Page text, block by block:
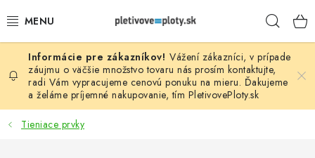
na
PLOTOVÉ PANELY
PLETIVO
STĹPIKY
Vážení zákazníci, v prípade
záujmu o väčšie množstvo tovaru nás prosím kontaktujte,
radi Vám vypracujeme cenovú ponuku na mieru. Ďakujeme
a želáme príjemné nakupovanie, tím PletivovePloty.sk
Tieniace prvky